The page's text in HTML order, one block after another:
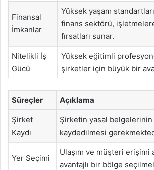
Finansal
İmkanlar
Yüksek yaşam
finans sektörü,
fırsatları sunar.
Nitelikli İş
Gücü
Yüksek eğitimli
şirketler için büyük bir
Süreçler Açıklama
Şirket
Kaydı
Şirketin yasal belgelerinin
kaydedilmesi
Yer Seçimi
Ulaşım ve müşteri erişimi
avantajlı bir bölge